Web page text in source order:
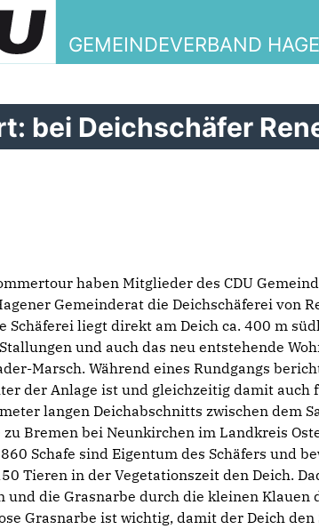
GEMEINDEVERBAND
bei Deichschäfer
haben Mitglieder des CDU
Gemeinderat die Deichschäferei von
Schäferei liegt direkt am Deich ca. 400 m
und auch das neu entstehende
Marsch. Während eines Rundgangs
der Anlage ist und gleichzeitig damit auch
langen Deichabschnitts zwischen dem
Bremen bei Neunkirchen im Landkreis
Schafe sind Eigentum des Schäfers und
Tieren in der Vegetationszeit den Deich.
und die Grasnarbe durch die kleinen Klauen
Grasnarbe ist wichtig, damit der Deich